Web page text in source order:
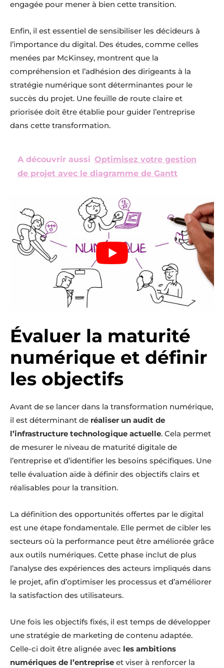
engagée pour mener à bien cette transition.
Enfin, il est essentiel de sensibiliser les décideurs à
l’importance du digital. Des études, comme celles
menées par McKinsey, montrent que la
compréhension et l’adhésion des dirigeants à la
stratégie numérique sont déterminantes pour le
succès du projet. Une feuille de route claire et
priorisée doit être établie pour guider l’entreprise
dans cette transformation.
A découvrir aussi Optimisez votre gestion
de projet avec le diagramme de Gantt
Évaluer la maturité
numérique et définir
les objectifs
Avant de se lancer dans la transformation numérique,
il est déterminant de réaliser un audit de
l’infrastructure technologique actuelle. Cela permet
de mesurer le niveau de maturité digitale de
l’entreprise et d’identifier les besoins spécifiques. Une
telle évaluation aide à définir des objectifs clairs et
réalisables pour la transition.
La définition des opportunités offertes par le digital
est une étape fondamentale. Elle permet de cibler les
secteurs où la performance peut être améliorée grâce
aux outils numériques. Cette phase inclut de plus
l’analyse des expériences des acteurs impliqués dans
le projet, afin d’optimiser les processus et d’améliorer
la satisfaction des utilisateurs.
Une fois les objectifs fixés, il est temps de développer
une stratégie de marketing de contenu adaptée.
Celle-ci doit être alignée avec les ambitions
numériques de l’entreprise et viser à renforcer la